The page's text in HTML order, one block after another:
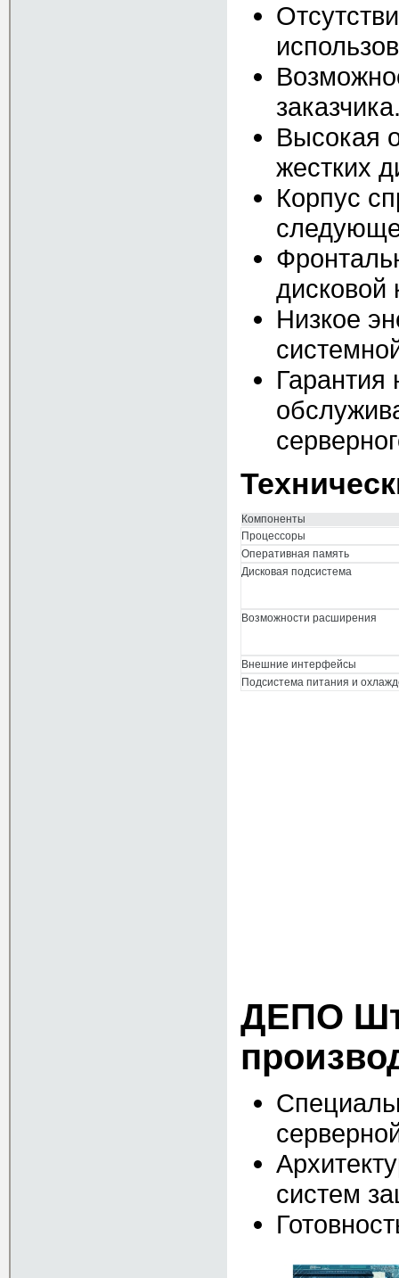
Высокая
жестких
Корпус
Низкое
Компоненты
Процессоры
Оперативная память
Дисковая подсистема
Возможности расширения
Внешние интерфейсы
Подсистема питания и
ДЕПО
систем